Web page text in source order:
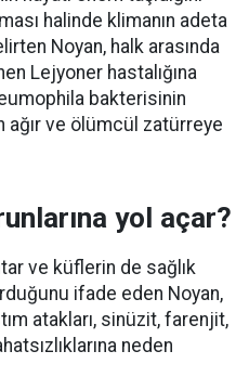
halinde klimanın adeta
Noyan, halk arasında
Lejyoner hastalığına
bakterisinin
ağır ve ölümcül zatürreye
yol açar?
ve küflerin de sağlık
ifade eden Noyan,
atakları, sinüzit, farenjit,
neden